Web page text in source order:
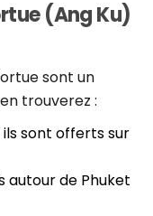
(Ang Ku)
sont un
trouverez :
ils sont offerts sur
autour de Phuket